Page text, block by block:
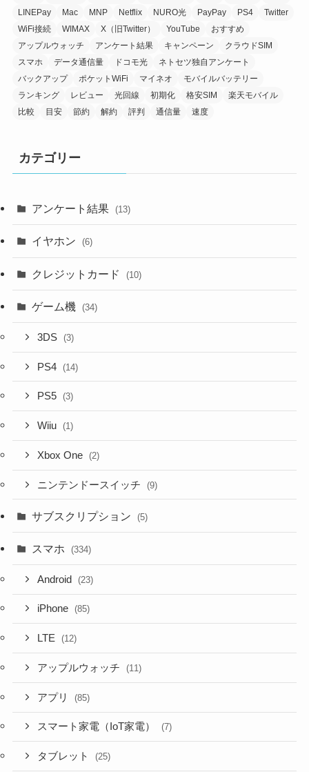
LINEPay
Mac MNP Netflix NURO光 PayPay PS4
Twitter
WiFi接続
WIMAX X（旧Twitter） YouTube
おすすめ
アップルウォッチ
アンケート結果 キャンペーン
クラウドSIM
スマホ
データ通信量 ドコモ光
ネトセツ独自アンケート
バックアップ
ポケットWiFi マイネオ
モバイルバッテリー
ランキング
レビュー 光回線 初期化 格安SIM
楽天モバイル
比較
目安 節約 解約 評判 通信量 速度
カテゴリー
アンケート結果 (13)
イヤホン (6)
クレジットカード (10)
ゲーム機 (34)
3DS (3)
PS4 (14)
PS5 (3)
Wiiu (1)
Xbox One (2)
ニンテンドースイッチ (9)
サブスクリプション (5)
スマホ (334)
Android (23)
iPhone (85)
LTE (12)
アップルウォッチ (11)
アプリ (85)
スマート家電（IoT家電） (7)
タブレット (25)